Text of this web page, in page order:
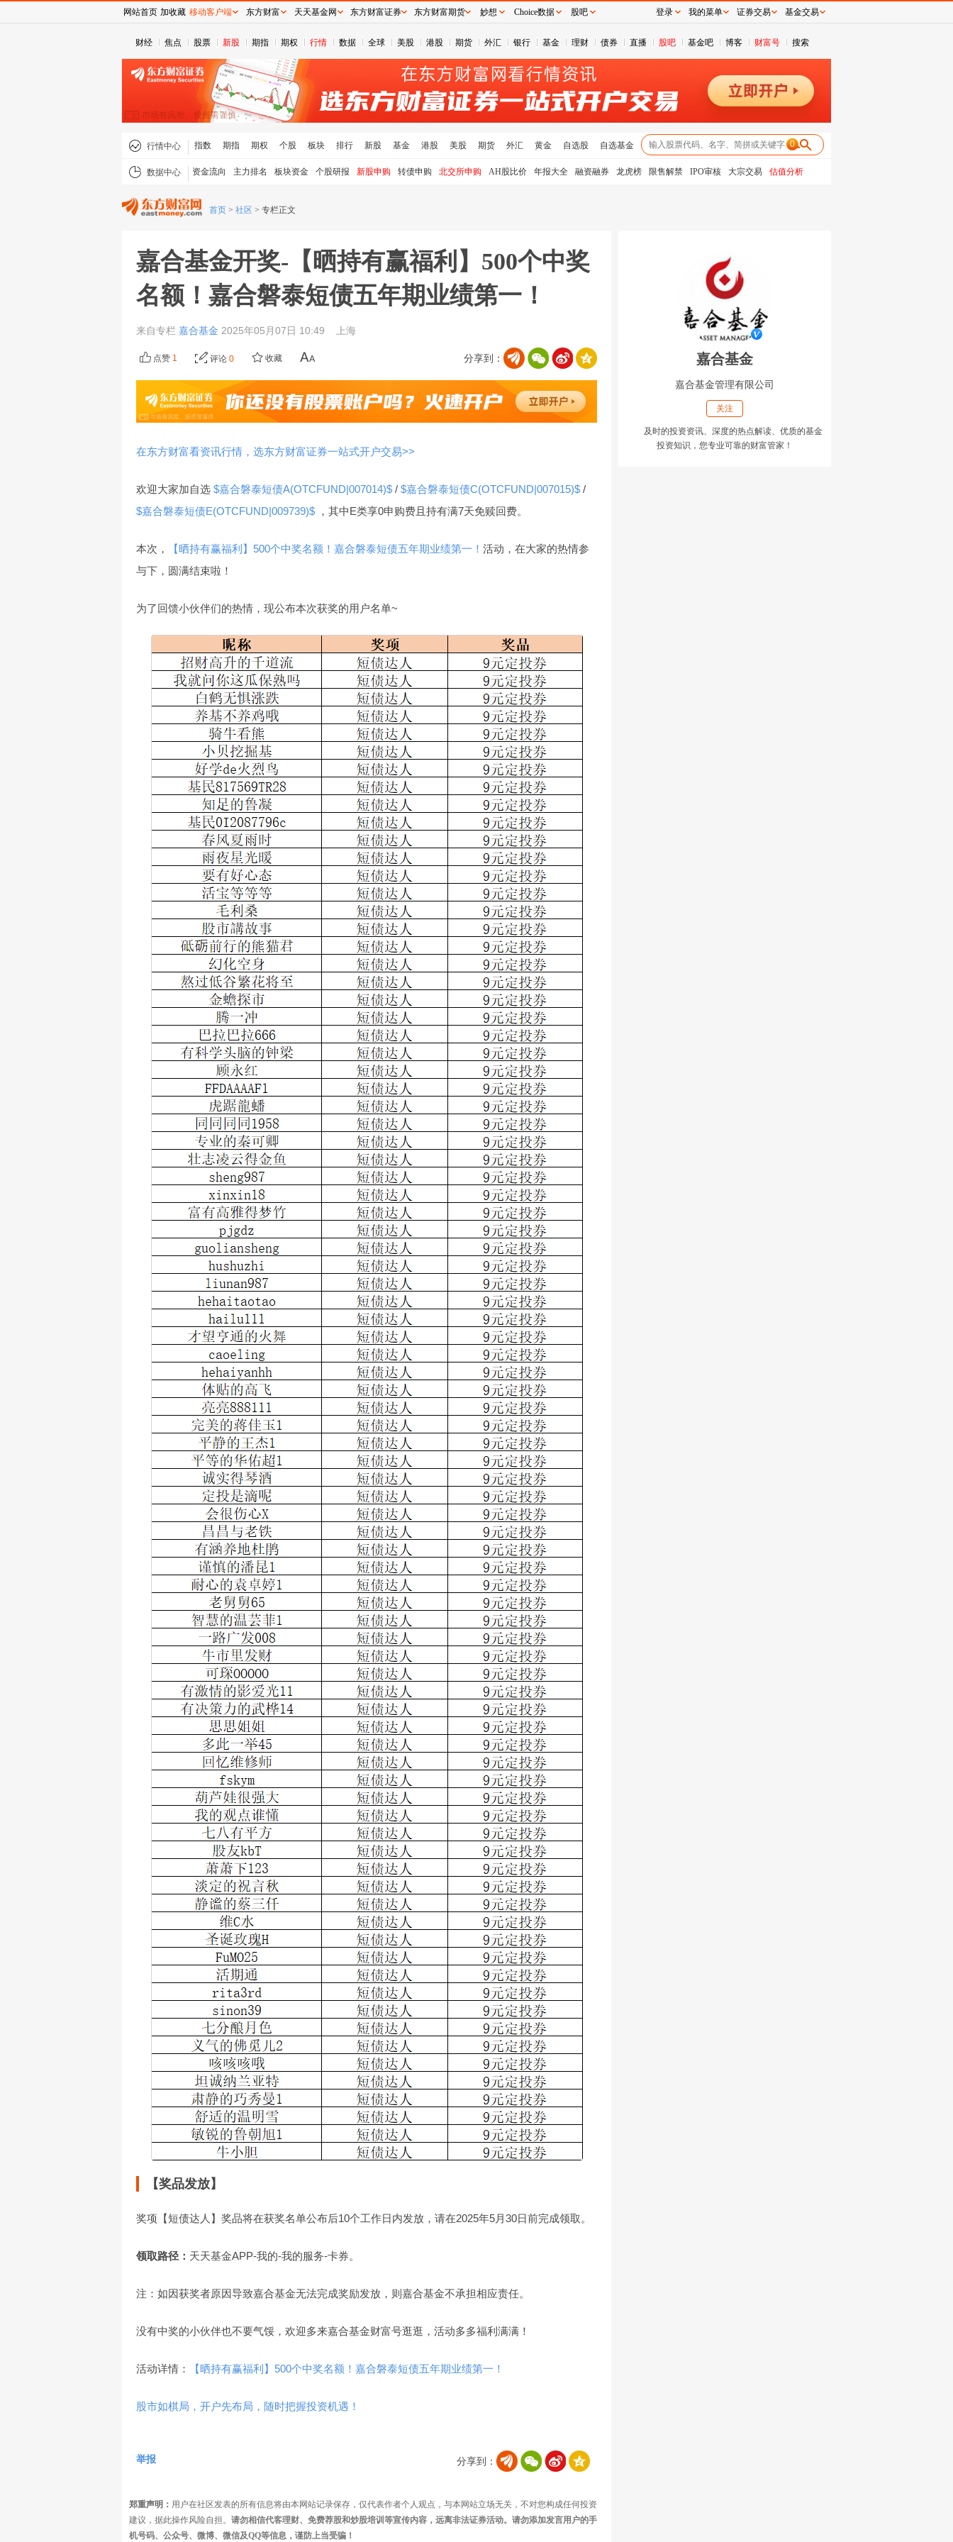
财经 焦点 股票 新股 期指 期权 行情 数据 全球 美股 港股 期货 外汇 银行 基金 理财 债券 直播 股吧 基金吧 博客 财富号 搜索
行情中心 指数 期指 期权 个股 板块 排行 新股 基金 港股 美股 期货 外汇 黄金 自选股 自选基金 0
数据中心 资金流向 主力排名 板块资金 个股研报 新股申购 转债申购 北交所申购 AH股比价 年报大全 融资融券 龙虎榜 限售解禁 IPO审核 大宗交易 估值分析
首页 > 社区 > 专栏正文
嘉合基金开奖-【晒持有赢福利】500个中奖
名额！嘉合磐泰短债五年期业绩第一！
来自专栏 嘉合基金 2025年05月07日 10:49 上海
分享到：
点赞 1 评论 0 收藏
在东方财富看资讯行情，选东方财富证券一站式开户交易>>
欢迎大家加自选 $嘉合磐泰短债A(OTCFUND|007014)$ / $嘉合磐泰短债C(OTCFUND|007015)$ /
$嘉合磐泰短债E(OTCFUND|009739)$ ，其中E类享0申购费且持有满7天免赎回费。
本次， 【晒持有赢福利】500个中奖名额！嘉合磐泰短债五年期业绩第一！ 活动，在大家的热情参
与下，圆满结束啦！
为了回馈小伙伴们的热情，现公布本次获奖的用户名单~
【奖品发放】
奖项【短债达人】奖品将在获奖名单公布后10个工作日内发放，请在2025年5月30日前完成领取。
领取路径： 天天基金APP-我的-我的服务-卡券。
注：如因获奖者原因导致嘉合基金无法完成奖励发放，则嘉合基金不承担相应责任。
没有中奖的小伙伴也不要气馁，欢迎多来嘉合基金财富号逛逛，活动多多福利满满！
活动详情： 【晒持有赢福利】500个中奖名额！嘉合磐泰短债五年期业绩第一！
股市如棋局，开户先布局，随时把握投资机遇！
分享到：
举报
郑重声明： 用户在社区发表的所有信息将由本网站记录保存，仅代表作者个人观点，与本网站立场无关，不对您构成任何投资
建议，据此操作风险自担。 请勿相信代客理财、免费荐股和炒股培训等宣传内容，远离非法证券活动。请勿添加发言用户的手
机号码、公众号、微博、微信及QQ等信息，谨防上当受骗！
嘉合基金
嘉合基金管理有限公司
关注
及时的投资资讯、深度的热点解读、优质的基金
投资知识，您专业可靠的财富管家！
网站首页 加收藏 移动客户端 东方财富 天天基金网 东方财富证券 东方财富期货 妙想 Choice数据 股吧 登录 我的菜单 证券交易 基金交易